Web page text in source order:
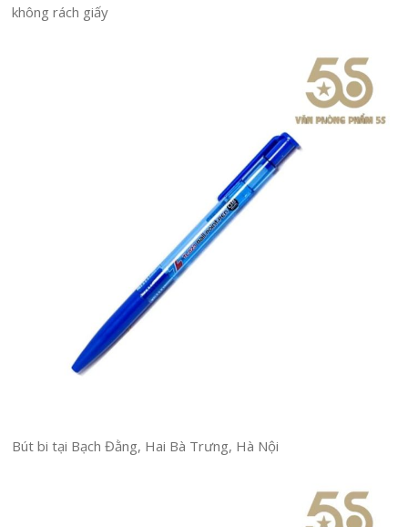
không rách giấy
Bút bi tại Bạch Đằng, Hai Bà Trưng, Hà Nội